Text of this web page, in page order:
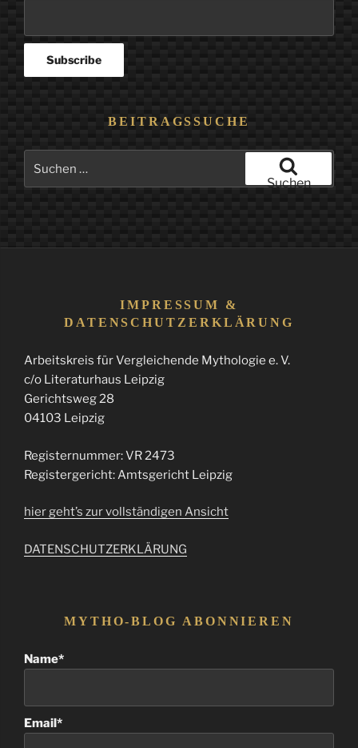
BEITRAGSSUCHE
nach:
Suchen
IMPRESSUM &
DATENSCHUTZERKLÄRUNG
Arbeitskreis für Vergleichende Mythologie e. V.
c/o Literaturhaus Leipzig
Gerichtsweg 28
04103 Leipzig
Registernummer: VR 2473
Registergericht: Amtsgericht Leipzig
hier geht’s zur vollständigen Ansicht
DATENSCHUTZERKLÄRUNG
MYTHO-BLOG ABONNIEREN
Name*
Email*